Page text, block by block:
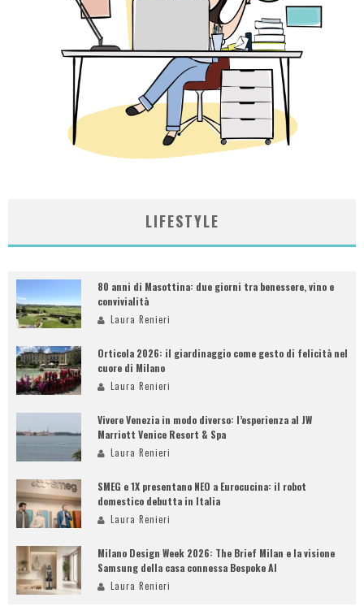
LIFESTYLE
80 anni di Masottina: due giorni tra benessere, vino e
convivialità
Laura Renieri
Orticola 2026: il giardinaggio come gesto di felicità nel
cuore di Milano
Laura Renieri
Vivere Venezia in modo diverso: l’esperienza al JW
Marriott Venice Resort & Spa
Laura Renieri
SMEG e 1X presentano NEO a Eurocucina: il robot
domestico debutta in Italia
Laura Renieri
Milano Design Week 2026: The Brief Milan e la visione
Samsung della casa connessa Bespoke AI
Laura Renieri